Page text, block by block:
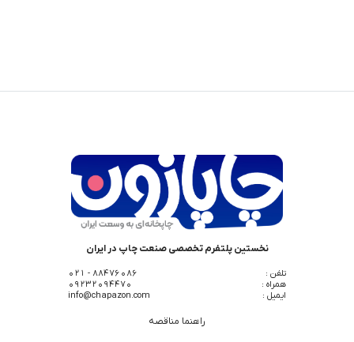
نخستین پلتفرم تخصصی صنعت چاپ در ایران
تلفن :
88476086 - 021
همراه :
09232094470
ایمیل :
info@chapazon.com
راهنما مناقصه